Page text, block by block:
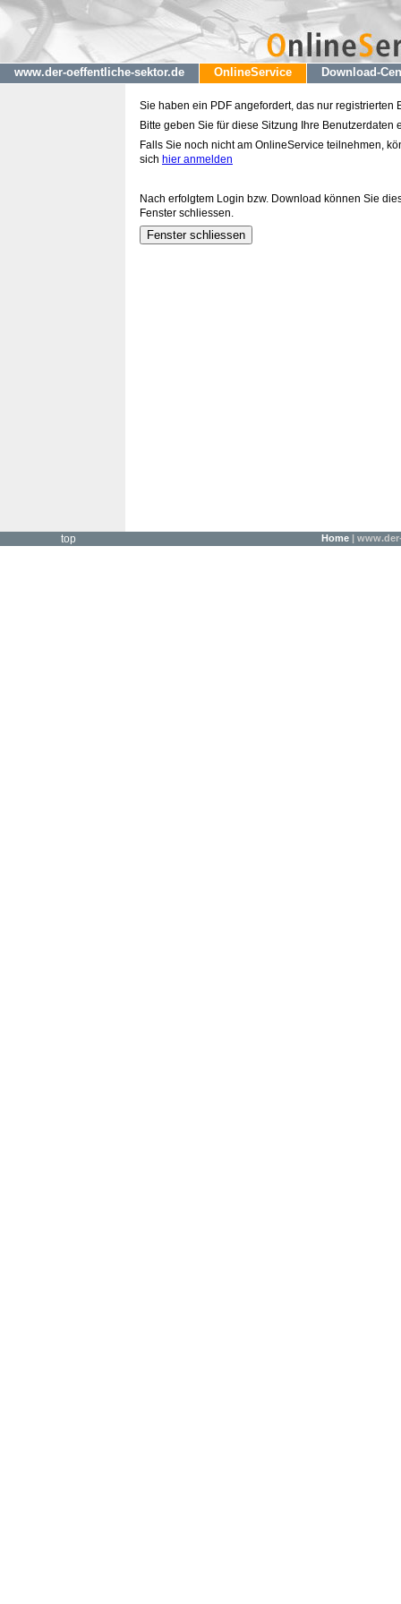
www.der-oeffentliche-sektor.de OnlineService Download-
Sie haben ein PDF angefordert, das nur registrierten
Bitte geben Sie für diese Sitzung Ihre Benutzerdaten
Falls Sie noch nicht am OnlineService teilnehmen,
sich hier anmelden
Nach erfolgtem Login bzw. Download können Sie
Fenster schliessen.
top Home|